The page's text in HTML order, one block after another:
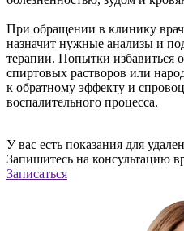
При обращении в клинику врач
назначит нужные анализы и
терапии. Попытки избавиться
спиртовых растворов или
к обратному эффекту и
воспалительного процесса.
У вас есть показания для
Запишитесь на конcультацию
Записаться